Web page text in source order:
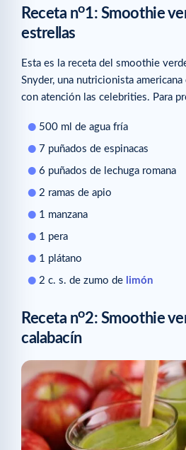
Receta no1: Smoothie
estrellas
Esta es la receta del smoothie
Snyder, una nutricionista
con atención las celebrities. Para
500 ml de agua fría
7 puñados de espinacas
6 puñados de lechuga romana
2 ramas de apio
1 manzana
1 pera
1 plátano
2 c. s. de zumo de limón
Receta no2: Smoothie
calabacín